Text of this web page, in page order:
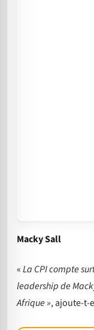
Macky Sall
«La CPI compte
leadership de
Afrique », ajoute-t-